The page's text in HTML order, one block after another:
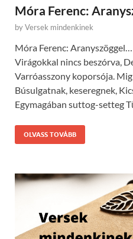
Móra Ferenc:
byVersek mindenkinek
Móra Ferenc:
Virágokkal nincs beszórva,
Varróasszony koporsója.
Búsulgatnak, keseregnek,
Egymagában suttog-setteg
OLVASS TOVÁBB